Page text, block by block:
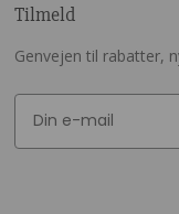
Tilmeld
Genvejen til rabatter,